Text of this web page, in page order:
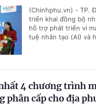
(Chinhphu.vn) - TP.
triển khai đồng bộ
hỗ trợ phát triển vi
tuệ nhân tạo (AI) và
4 chương trình
phân cấp cho địa